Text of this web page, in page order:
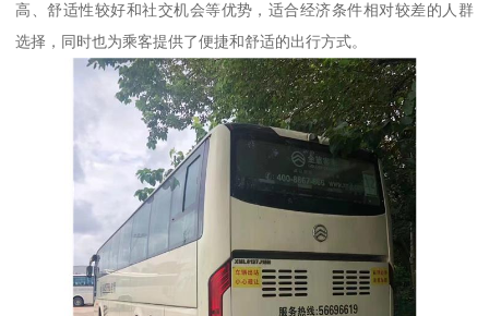
高、舒适性较好和社交机会等优势，适合经济条件相对较差的人群
选择，同时也为乘客提供了便捷和舒适的出行方式。